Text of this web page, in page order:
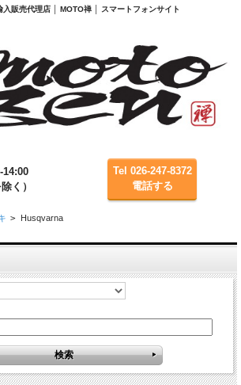
入販売代理店 │ MOTO禅 │ スマートフォンサイト
14:00
く）
Tel 026-247-8372
電話する
> Husqvarna